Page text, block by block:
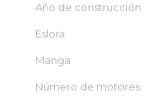
Año de construcción
Eslora
Manga
Número de motores